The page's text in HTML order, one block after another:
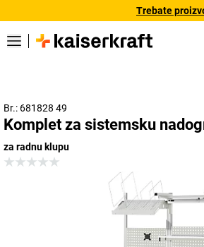
Trebate
Br.: 681828 49
Komplet za sistemsku
za radnu klupu